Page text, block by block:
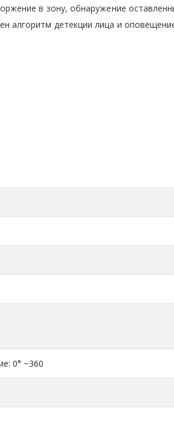
в зону, обнаружение
алгоритм детекции лица и
0° ~360